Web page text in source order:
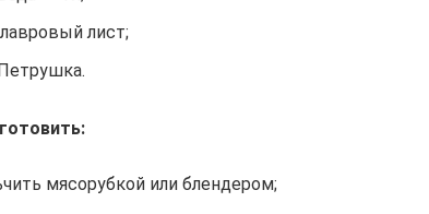
лист;
мясорубкой или блендером;